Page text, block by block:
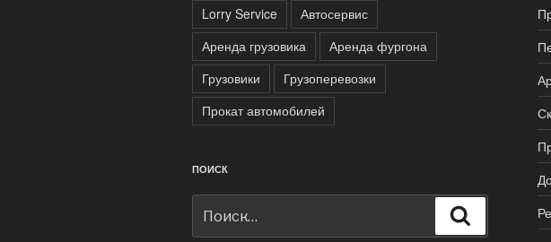
Lorry Service
Автосервис
Аренда грузовика
Аренда фургона
Грузовики
Грузоперевозки
Прокат автомобилей
ПОИСК